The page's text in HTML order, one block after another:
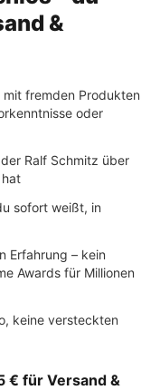
&
fremden Produkten
oder
Ralf Schmitz über
sofort weißt, in
Erfahrung – kein
Awards für Millionen
keine versteckten
€ für Versand &